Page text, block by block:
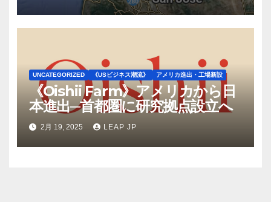
UNCATEGORIZED 《USビジネス潮流》 アメリカ進出・工場新設
《Oishii Farm》アメリカから日
本進出─首都圏に研究拠点設立へ
2月 19, 2025 LEAP JP